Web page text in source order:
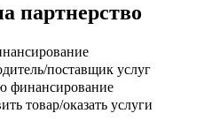
партнерство
поставщик услуг
финансирование
товар/оказать услуги